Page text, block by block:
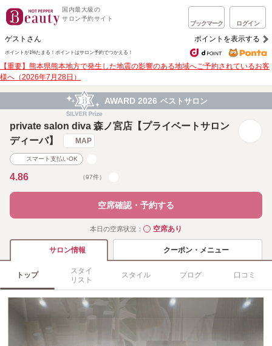
国内最大級の
サロン予約サイト
ブックマーク ログイン
ゲストさん ポイントを表示する
ポイントが1%たまる！ ポイントはサロン予約でつかえる！
【重要】熊本県熊本地方で発生した地震の影響のある地域へご予約されているお客
様へ（2026年7月28日）
AWARD 2026 ベストサロン
private salon diva 森ノ宮店【プライベートサロン
ディーバ】
MAP
スマート支払いOK
4.86 （97件）
空席確認・予約する
本日の空席状況： ◯空席あり
サロン情報 クーポン・メニュー
トップ
スタイ
リスト
スタイル ブログ 口コミ